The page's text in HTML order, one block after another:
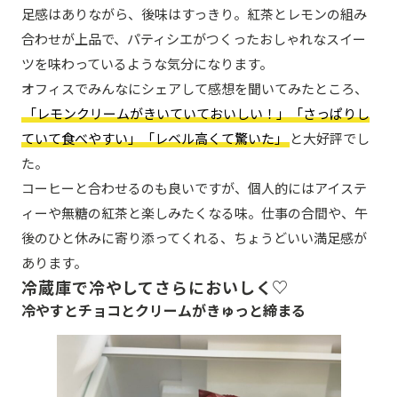
足感はありながら、後味はすっきり。紅茶とレモンの組み
合わせが上品で、パティシエがつくったおしゃれなスイー
ツを味わっているような気分になります。
オフィスでみんなにシェアして感想を聞いてみたところ、
「レモンクリームがきいていておいしい！」「さっぱりし
ていて食べやすい」「レベル高くて驚いた」 と大好評でし
た。
コーヒーと合わせるのも良いですが、個人的にはアイステ
ィーや無糖の紅茶と楽しみたくなる味。仕事の合間や、午
後のひと休みに寄り添ってくれる、ちょうどいい満足感が
あります。
冷蔵庫で冷やしてさらにおいしく♡
冷やすとチョコとクリームがきゅっと締まる